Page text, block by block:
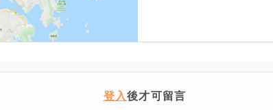
登入後才可留言